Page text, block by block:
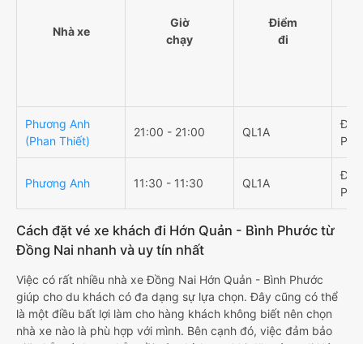
Nhà xe
Giờ
chạy
Điểm
đi
Phương Anh
(Phan Thiết)
21:00 - 21:00 QL1A
Phương Anh 11:30 - 11:30 QL1A
Cách đặt vé xe khách đi Hớn Quản - Bình Phước từ
Đồng Nai nhanh và uy tín nhất
Việc có rất nhiều nhà xe Đồng Nai Hớn Quản - Bình Phước
giúp cho du khách có đa dạng sự lựa chọn. Đây cũng có thể
là một điều bất lợi làm cho hàng khách không biết nên chọn
nhà xe nào là phù hợp với mình. Bên cạnh đó, việc đảm bảo